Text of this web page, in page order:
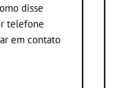
disse
telefone
em contato